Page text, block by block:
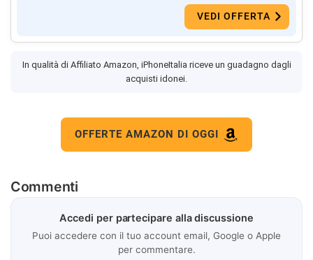
VEDI OFFERTA
In qualità di Affiliato Amazon, iPhoneItalia riceve un guadagno dagli
acquisti idonei.
OFFERTE AMAZON DI OGGI
Commenti
Accedi per partecipare alla discussione
Puoi accedere con il tuo account email, Google o Apple
per commentare.